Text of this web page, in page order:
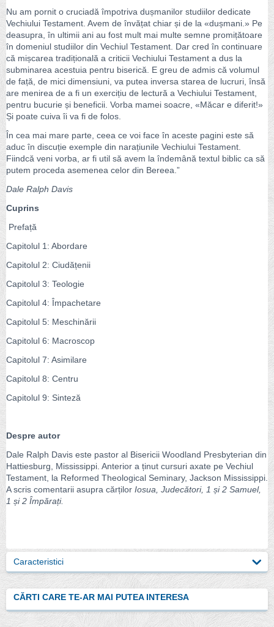
Nu am pornit o cruciadă împotriva dușmanilor studiilor dedicate
Vechiului Testament. Avem de învățat chiar și de la «dușmani.» Pe
deasupra, în ultimii ani au fost mult mai multe semne promițătoare
în domeniul studiilor din Vechiul Testament. Dar cred în continuare
că mișcarea tradițională a criticii Vechiului Testament a dus la
subminarea acestuia pentru biserică. E greu de admis că volumul
de față, de mici dimensiuni, va putea inversa starea de lucruri, însă
are menirea de a fi un exercițiu de lectură a Vechiului Testament,
pentru bucurie și beneficii. Vorba mamei soacre, «Măcar e diferit!»
Și poate cuiva îi va fi de folos.
În cea mai mare parte, ceea ce voi face în aceste pagini este să
aduc în discuție exemple din narațiunile Vechiului Testament.
Fiindcă veni vorba, ar fi util să avem la îndemână textul biblic ca să
putem proceda asemenea celor din Bereea.”
Dale Ralph Davis
Cuprins
Prefață
Capitolul 1: Abordare
Capitolul 2: Ciudățenii
Capitolul 3: Teologie
Capitolul 4: Împachetare
Capitolul 5: Meschinării
Capitolul 6: Macroscop
Capitolul 7: Asimilare
Capitolul 8: Centru
Capitolul 9: Sinteză
Despre autor
Dale Ralph Davis este pastor al Bisericii Woodland Presbyterian din
Hattiesburg, Mississippi. Anterior a ținut cursuri axate pe Vechiul
Testament, la Reformed Theological Seminary, Jackson Mississippi.
A scris comentarii asupra cărților Iosua, Judecători, 1 și 2 Samuel,
1 și 2 Împărați.
Caracteristici
CĂRTI CARE TE-AR MAI PUTEA INTERESA